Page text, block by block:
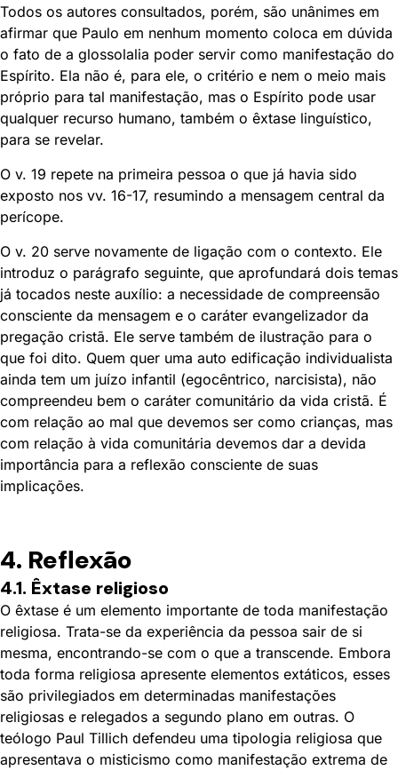
Todos os autores consultados, porém, são unânimes em
afirmar que Paulo em nenhum momento coloca em dúvida
o fato de a glossolalia poder servir como manifestação do
Espírito. Ela não é, para ele, o critério e nem o meio mais
próprio para tal manifestação, mas o Espírito pode usar
qualquer recurso humano, também o êxtase linguístico,
para se revelar.
O v. 19 repete na primeira pessoa o que já havia sido
exposto nos vv. 16-17, resumindo a mensagem central da
perícope.
O v. 20 serve novamente de ligação com o contexto. Ele
introduz o parágrafo seguinte, que aprofundará dois temas
já tocados neste auxílio: a necessidade de compreensão
consciente da mensagem e o caráter evangelizador da
pregação cristã. Ele serve também de ilustração para o
que foi dito. Quem quer uma auto edificação individualista
ainda tem um juízo infantil (egocêntrico, narcisista), não
compreendeu bem o caráter comunitário da vida cristã. É
com relação ao mal que devemos ser como crianças, mas
com relação à vida comunitária devemos dar a devida
importância para a reflexão consciente de suas
implicações.
4. Reflexão
4.1. Êxtase religioso
O êxtase é um elemento importante de toda manifestação
religiosa. Trata-se da experiência da pessoa sair de si
mesma, encontrando-se com o que a transcende. Embora
toda forma religiosa apresente elementos extáticos, esses
são privilegiados em determinadas manifestações
religiosas e relegados a segundo plano em outras. O
teólogo Paul Tillich defendeu uma tipologia religiosa que
apresentava o misticismo como manifestação extrema de